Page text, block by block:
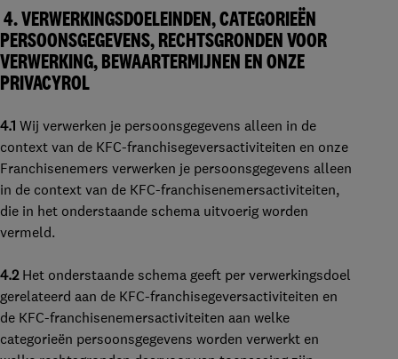
4.VERWERKINGSDOELEINDEN, CATEGORIEËN
PERSOONSGEGEVENS, RECHTSGRONDEN VOOR
VERWERKING, BEWAARTERMIJNEN EN ONZE
PRIVACYROL
4.1 Wij verwerken je persoonsgegevens alleen in de
context van de KFC-franchisegeversactiviteiten en onze
Franchisenemers verwerken je persoonsgegevens alleen
in de context van de KFC-franchisenemersactiviteiten,
die in het onderstaande schema uitvoerig worden
vermeld.
4.2 Het onderstaande schema geeft per verwerkingsdoel
gerelateerd aan de KFC-franchisegeversactiviteiten en
de KFC-franchisenemersactiviteiten aan welke
categorieën persoonsgegevens worden verwerkt en